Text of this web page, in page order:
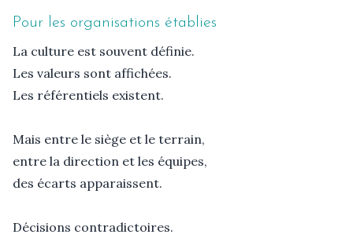
Pour les organisations établies
La culture est souvent définie.
Les valeurs sont affichées.
Les référentiels existent.
Mais entre le siège et le terrain,
entre la direction et les équipes,
des écarts apparaissent.
Décisions contradictoires.